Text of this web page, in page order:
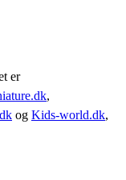
er
,
og Kids-world.dk,